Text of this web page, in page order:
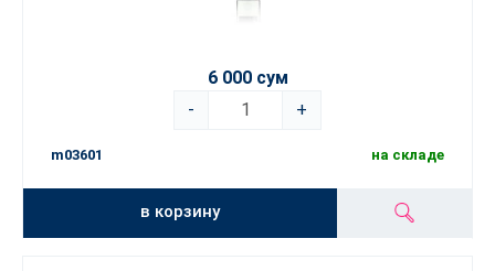
6 000 сум
-
+
m03601 на складе
в корзину